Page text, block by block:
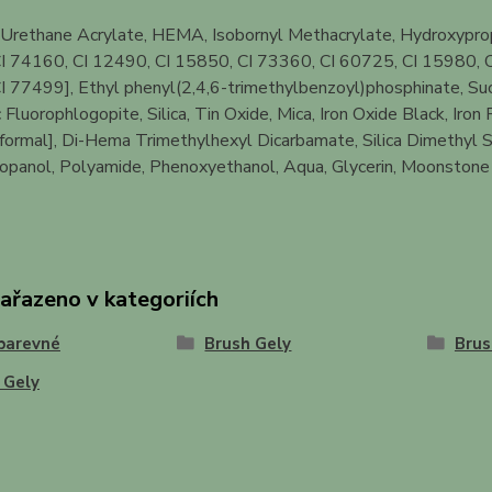
Acrylate, HEMA, Isobornyl Methacrylate,
74160, CI 12490, CI 15850, CI 73360, CI 60725, CI 15980,
77499], Ethyl phenyl(2,4,6-trimethylbenzoyl)phosphinate,
Silica, Tin Oxide, Mica, Iron Oxide Black,
Di-Hema Trimethylhexyl Dicarbamate, Silica
Polyamide, Phenoxyethanol, Aqua, Glycerin,
v kategoriích
Brush Gely